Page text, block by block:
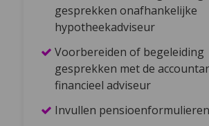
gesprekken onafhankelijke
hypotheekadviseur
Voorbereiden of begeleiding
gesprekken met de
financieel adviseur
Invullen pensioenformulieren